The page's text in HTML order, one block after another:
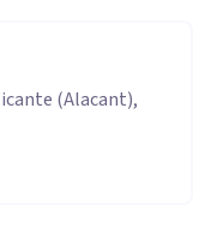
(Alacant),